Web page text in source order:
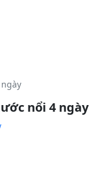
nổi 4 ngày